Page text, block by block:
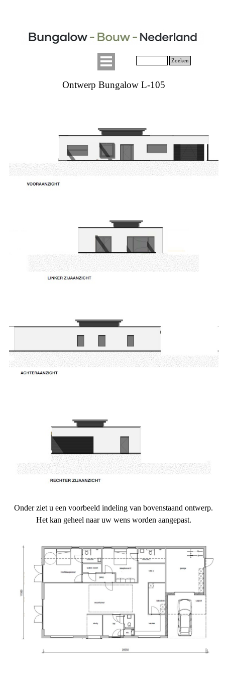
Zoeken
Ontwerp Bungalow L-105
Onder ziet u een voorbeeld indeling van bovenstaand ontwerp.
Het kan geheel naar uw wens worden aangepast.